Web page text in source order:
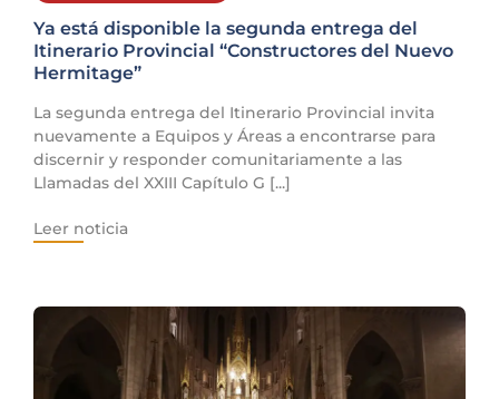
Ya está disponible la segunda entrega del
Itinerario Provincial “Constructores del Nuevo
Hermitage”
La segunda entrega del Itinerario Provincial invita
nuevamente a Equipos y Áreas a encontrarse para
discernir y responder comunitariamente a las
Llamadas del XXIII Capítulo G [...]
Leer noticia